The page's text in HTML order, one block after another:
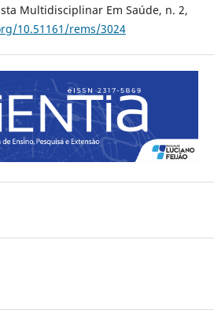
Multidisciplinar Em Saúde, n. 2,
10.51161/rems/3024